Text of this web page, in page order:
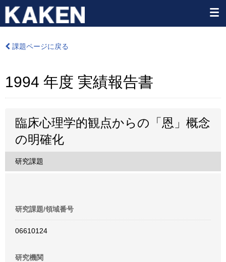
課題ページに戻る
1994 年度 実績報告書
臨床心理学的観点からの「恩」概念
の明確化
研究課題
研究課題/領域番号
06610124
研究機関